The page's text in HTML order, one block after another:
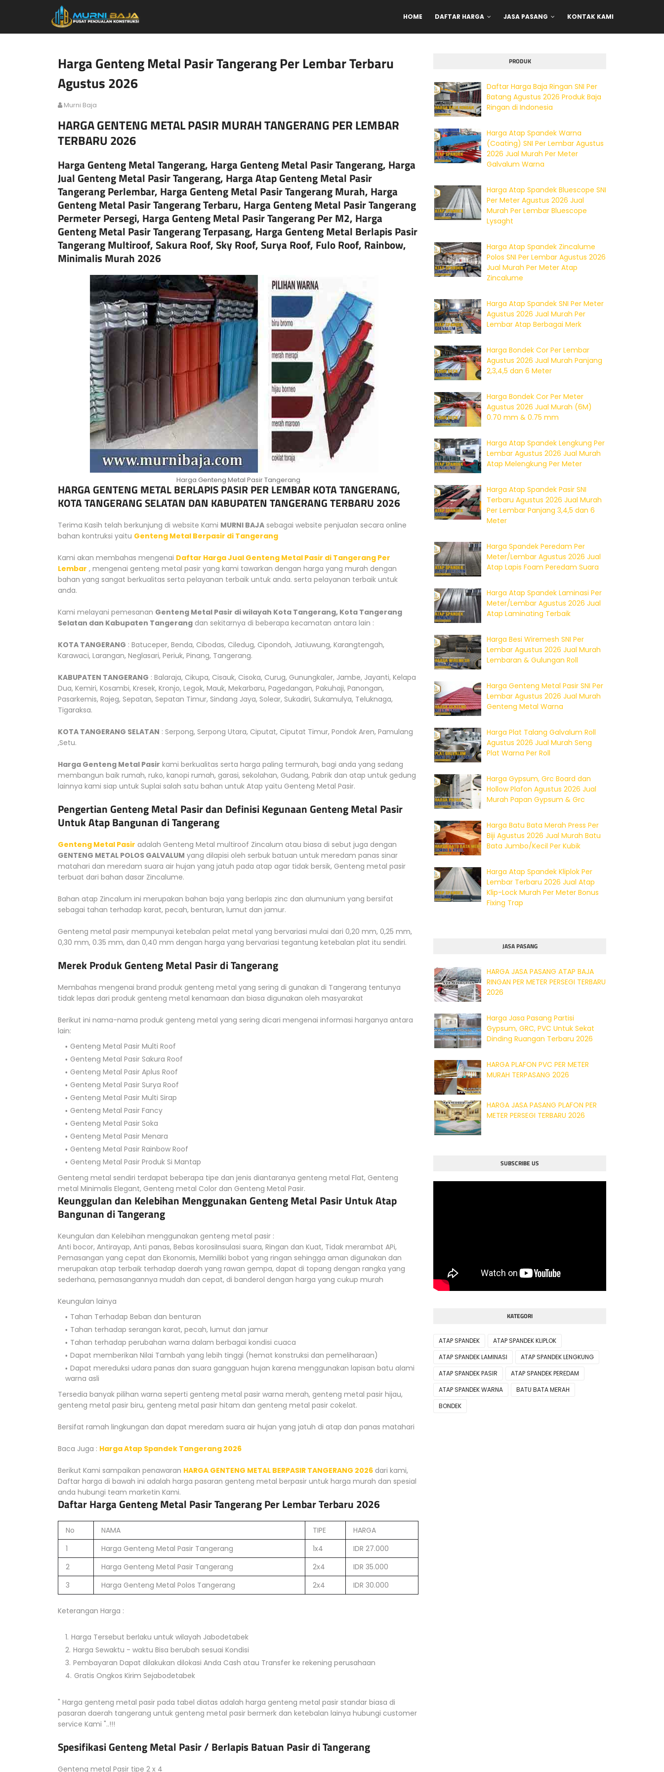
HOME DAFTAR HARGA JASA PASANG KONTAK KAMI
Harga Genteng Metal Pasir Tangerang Per Lembar Terbaru
Agustus 2026
Murni Baja
HARGA GENTENG METAL PASIR MURAH TANGERANG PER LEMBAR
TERBARU 2026
Harga Genteng Metal Tangerang, Harga Genteng Metal Pasir Tangerang, Harga
Jual Genteng Metal Pasir Tangerang, Harga Atap Genteng Metal Pasir
Tangerang Perlembar, Harga Genteng Metal Pasir Tangerang Murah, Harga
Genteng Metal Pasir Tangerang Terbaru, Harga Genteng Metal Pasir Tangerang
Permeter Persegi, Harga Genteng Metal Pasir Tangerang Per M2, Harga
Genteng Metal Pasir Tangerang Terpasang, Harga Genteng Metal Berlapis Pasir
Tangerang Multiroof, Sakura Roof, Sky Roof, Surya Roof, Fulo Roof, Rainbow,
Minimalis Murah 2026
Harga Genteng Metal Pasir Tangerang
HARGA GENTENG METAL BERLAPIS PASIR PER LEMBAR KOTA TANGERANG,
KOTA TANGERANG SELATAN DAN KABUPATEN TANGERANG TERBARU 2026
Terima Kasih telah berkunjung di website Kami MURNI BAJA sebagai website penjualan secara online
bahan kontruksi yaitu Genteng Metal Berpasir di Tangerang
Kami akan membahas mengenai Daftar Harga Jual Genteng Metal Pasir di Tangerang Per
Lembar , mengenai genteng metal pasir yang kami tawarkan dengan harga yang murah dengan
bahan yang sangat berkualitas serta pelayanan terbaik untuk anda. serta pelayanan terbaik untuk
anda.
Kami melayani pemesanan Genteng Metal Pasir di wilayah Kota Tangerang, Kota Tangerang
Selatan dan Kabupaten Tangerang dan sekitarnya di beberapa kecamatan antara lain :
KOTA TANGERANG : Batuceper, Benda, Cibodas, Ciledug, Cipondoh, Jatiuwung, Karangtengah,
Karawaci, Larangan, Neglasari, Periuk, Pinang, Tangerang.
KABUPATEN TANGERANG : Balaraja, Cikupa, Cisauk, Cisoka, Curug, Gunungkaler, Jambe, Jayanti, Kelapa
Dua, Kemiri, Kosambi, Kresek, Kronjo, Legok, Mauk, Mekarbaru, Pagedangan, Pakuhaji, Panongan,
Pasarkemis, Rajeg, Sepatan, Sepatan Timur, Sindang Jaya, Solear, Sukadiri, Sukamulya, Teluknaga,
Tigaraksa.
KOTA TANGERANG SELATAN : Serpong, Serpong Utara, Ciputat, Ciputat Timur, Pondok Aren, Pamulang
,Setu.
Harga Genteng Metal Pasir kami berkualitas serta harga paling termurah, bagi anda yang sedang
membangun baik rumah, ruko, kanopi rumah, garasi, sekolahan, Gudang, Pabrik dan atap untuk gedung
lainnya kami siap untuk Suplai salah satu bahan untuk Atap yaitu Genteng Metal Pasir.
Pengertian Genteng Metal Pasir dan Definisi Kegunaan Genteng Metal Pasir
Untuk Atap Bangunan di Tangerang
Genteng Metal Pasir adalah Genteng Metal multiroof Zincalum atau biasa di sebut juga dengan
GENTENG METAL POLOS GALVALUM yang dilapisi oleh serbuk batuan untuk meredam panas sinar
matahari dan meredam suara air hujan yang jatuh pada atap agar tidak bersik, Genteng metal pasir
terbuat dari bahan dasar Zincalume.
Bahan atap Zincalum ini merupakan bahan baja yang berlapis zinc dan alumunium yang bersifat
sebagai tahan terhadap karat, pecah, benturan, lumut dan jamur.
Genteng metal pasir mempunyai ketebalan pelat metal yang bervariasi mulai dari 0,20 mm, 0,25 mm,
0,30 mm, 0.35 mm, dan 0,40 mm dengan harga yang bervariasi tegantung ketebalan plat itu sendiri.
Merek Produk Genteng Metal Pasir di Tangerang
Membahas mengenai brand produk genteng metal yang sering di gunakan di Tangerang tentunya
tidak lepas dari produk genteng metal kenamaan dan biasa digunakan oleh masyarakat
Berikut ini nama-nama produk genteng metal yang sering dicari mengenai informasi harganya antara
lain:
Genteng Metal Pasir Multi Roof
Genteng Metal Pasir Sakura Roof
Genteng Metal Pasir Aplus Roof
Genteng Metal Pasir Surya Roof
Genteng Metal Pasir Multi Sirap
Genteng Metal Pasir Fancy
Genteng Metal Pasir Soka
Genteng Metal Pasir Menara
Genteng Metal Pasir Rainbow Roof
Genteng Metal Pasir Produk Si Mantap
Genteng metal sendiri terdapat beberapa tipe dan jenis diantaranya genteng metal Flat, Genteng
metal Minimalis Elegant, Genteng metal Color dan Genteng Metal Pasir.
Keunggulan dan Kelebihan Menggunakan Genteng Metal Pasir Untuk Atap
Bangunan di Tangerang
Keungulan dan Kelebihan menggunakan genteng metal pasir :
Anti bocor, Antirayap, Anti panas, Bebas korosiInsulasi suara, Ringan dan Kuat, Tidak merambat APi,
Pemasangan yang cepat dan Ekonomis, Memiliki bobot yang ringan sehingga aman digunakan dan
merupakan atap terbaik terhadap daerah yang rawan gempa, dapat di topang dengan rangka yang
sederhana, pemasangannya mudah dan cepat, di banderol dengan harga yang cukup murah
Keungulan lainya
Tahan Terhadap Beban dan benturan
Tahan terhadap serangan karat, pecah, lumut dan jamur
Tahan terhadap perubahan warna dalam berbagai kondisi cuaca
Dapat memberikan Nilai Tambah yang lebih tinggi (hemat konstruksi dan pemeliharaan)
Dapat mereduksi udara panas dan suara gangguan hujan karena menggunakan lapisan batu alami
warna asli
Tersedia banyak pilihan warna seperti genteng metal pasir warna merah, genteng metal pasir hijau,
genteng metal pasir biru, genteng metal pasir hitam dan genteng metal pasir cokelat.
Bersifat ramah lingkungan dan dapat meredam suara air hujan yang jatuh di atap dan panas matahari
Baca Juga : Harga Atap Spandek Tangerang 2026
Berikut Kami sampaikan penawaran HARGA GENTENG METAL BERPASIR TANGERANG 2026 dari kami,
Daftar harga di bawah ini adalah harga pasaran genteng metal berpasir untuk harga murah dan spesial
anda hubungi team marketin Kami.
Daftar Harga Genteng Metal Pasir Tangerang Per Lembar Terbaru 2026
No NAMA TIPE
HARGA
1
Harga Genteng Metal Pasir Tangerang 1x4
IDR 27.000
2
Harga Genteng Metal Pasir Tangerang 2x4
IDR 35.000
3
Harga Genteng Metal Polos Tangerang 2x4 IDR 30.000
Keterangan Harga :
Harga Tersebut berlaku untuk wilayah Jabodetabek
Harga Sewaktu - waktu Bisa berubah sesuai Kondisi
Pembayaran Dapat dilakukan dilokasi Anda Cash atau Transfer ke rekening perusahaan
Gratis Ongkos Kirim Sejabodetabek
" Harga genteng metal pasir pada tabel diatas adalah harga genteng metal pasir standar biasa di
pasaran daerah tangerang untuk genteng metal pasir bermerk dan ketebalan lainya hubungi customer
service Kami "..!!!
Spesifikasi Genteng Metal Pasir / Berlapis Batuan Pasir di Tangerang
Genteng metal Pasir tipe 2 x 4
PRODUK
Daftar Harga Baja Ringan SNI Per
Batang Agustus 2026 Produk Baja
Ringan di Indonesia
Harga Atap Spandek Warna
(Coating) SNI Per Lembar Agustus
2026 Jual Murah Per Meter
Galvalum Warna
Harga Atap Spandek Bluescope SNI
Per Meter Agustus 2026 Jual
Murah Per Lembar Bluescope
Lysaght
Harga Atap Spandek Zincalume
Polos SNI Per Lembar Agustus 2026
Jual Murah Per Meter Atap
Zincalume
Harga Atap Spandek SNI Per Meter
Agustus 2026 Jual Murah Per
Lembar Atap Berbagai Merk
Harga Bondek Cor Per Lembar
Agustus 2026 Jual Murah Panjang
2,3,4,5 dan 6 Meter
Harga Bondek Cor Per Meter
Agustus 2026 Jual Murah (6M)
0.70 mm & 0.75 mm
Harga Atap Spandek Lengkung Per
Lembar Agustus 2026 Jual Murah
Atap Melengkung Per Meter
Harga Atap Spandek Pasir SNI
Terbaru Agustus 2026 Jual Murah
Per Lembar Panjang 3,4,5 dan 6
Meter
Harga Spandek Peredam Per
Meter/Lembar Agustus 2026 Jual
Atap Lapis Foam Peredam Suara
Harga Atap Spandek Laminasi Per
Meter/Lembar Agustus 2026 Jual
Atap Laminating Terbaik
Harga Besi Wiremesh SNI Per
Lembar Agustus 2026 Jual Murah
Lembaran & Gulungan Roll
Harga Genteng Metal Pasir SNI Per
Lembar Agustus 2026 Jual Murah
Genteng Metal Warna
Harga Plat Talang Galvalum Roll
Agustus 2026 Jual Murah Seng
Plat Warna Per Roll
Harga Gypsum, Grc Board dan
Hollow Plafon Agustus 2026 Jual
Murah Papan Gypsum & Grc
Harga Batu Bata Merah Press Per
Biji Agustus 2026 Jual Murah Batu
Bata Jumbo/Kecil Per Kubik
Harga Atap Spandek Kliplok Per
Lembar Terbaru 2026 Jual Atap
Klip-Lock Murah Per Meter Bonus
Fixing Trap
JASA PASANG
HARGA JASA PASANG ATAP BAJA
RINGAN PER METER PERSEGI TERBARU
2026
Harga Jasa Pasang Partisi
Gypsum, GRC, PVC Untuk Sekat
Dinding Ruangan Terbaru 2026
HARGA PLAFON PVC PER METER
MURAH TERPASANG 2026
HARGA JASA PASANG PLAFON PER
METER PERSEGI TERBARU 2026
SUBSCRIBE US
KATEGORI
ATAP SPANDEK
ATAP SPANDEK KLIPLOK
ATAP SPANDEK LAMINASI
ATAP SPANDEK LENGKUNG
ATAP SPANDEK PASIR
ATAP SPANDEK PEREDAM
ATAP SPANDEK WARNA
BATU BATA MERAH
BONDEK